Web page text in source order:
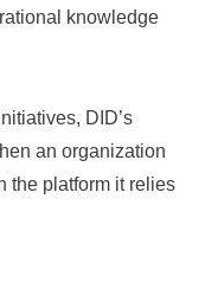
knowledge
DID’s
an organization
the platform it relies